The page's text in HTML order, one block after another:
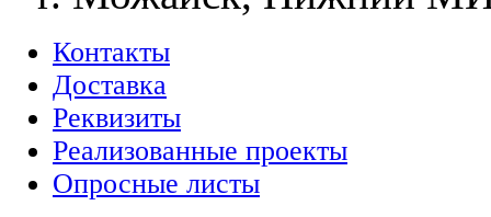
Контакты
Доставка
Реквизиты
Реализованные проекты
Опросные листы